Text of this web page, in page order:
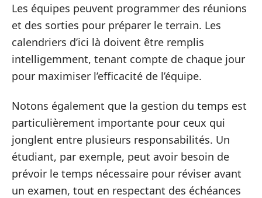
Les équipes peuvent programmer des réunions
et des sorties pour préparer le terrain. Les
calendriers d’ici là doivent être remplis
intelligemment, tenant compte de chaque jour
pour maximiser l’efficacité de l’équipe.
Notons également que la gestion du temps est
particulièrement importante pour ceux qui
jonglent entre plusieurs responsabilités. Un
étudiant, par exemple, peut avoir besoin de
prévoir le temps nécessaire pour réviser avant
un examen, tout en respectant des échéances